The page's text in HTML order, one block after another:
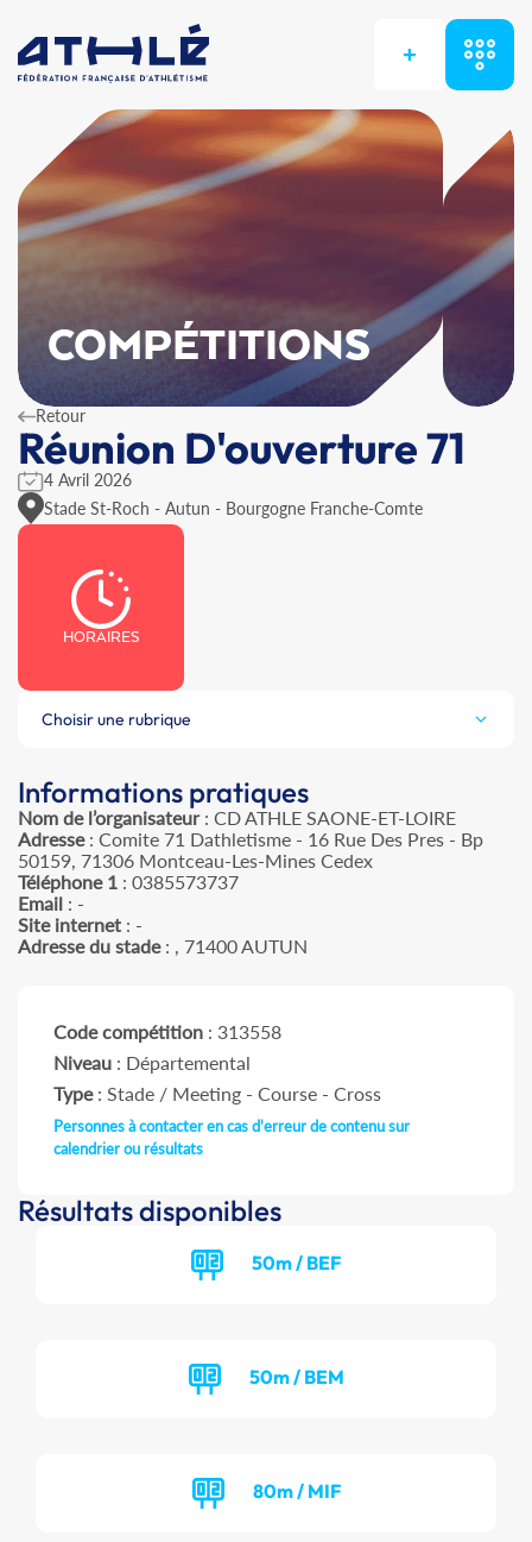
+
COMPÉTITIONS
Retour
Réunion D'ouverture 71
4 Avril 2026
Stade St-Roch - Autun - Bourgogne Franche-Comte
HORAIRES
Choisir une rubrique
Informations pratiques
Nom de l’organisateur: CD ATHLE SAONE-ET-LOIRE
Adresse: Comite 71 Dathletisme - 16 Rue Des Pres - Bp
50159, 71306 Montceau-Les-Mines Cedex
Téléphone 1 : 0385573737
Email : -
Site internet : -
Adresse du stade: , 71400 AUTUN
Code compétition : 313558
Niveau : Départemental
Type: Stade / Meeting - Course - Cross
Personnes à contacter en cas d'erreur de contenu sur
calendrier ou résultats
Résultats disponibles
50m / BEF
50m / BEM
80m / MIF